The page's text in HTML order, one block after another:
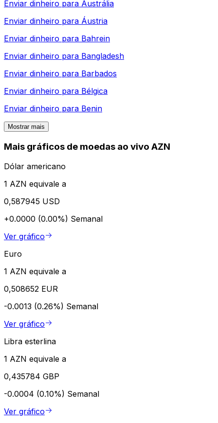
Enviar dinheiro para Austrália
Enviar dinheiro para Áustria
Enviar dinheiro para Bahrein
Enviar dinheiro para Bangladesh
Enviar dinheiro para Barbados
Enviar dinheiro para Bélgica
Enviar dinheiro para Benin
Mostrar mais
Mais gráficos de moedas ao vivo AZN
Dólar americano
1 AZN equivale a
0,587945 USD
+0.0000 (0.00%) Semanal
Ver gráfico
Euro
1 AZN equivale a
0,508652 EUR
-0.0013 (0.26%) Semanal
Ver gráfico
Libra esterlina
1 AZN equivale a
0,435784 GBP
-0.0004 (0.10%) Semanal
Ver gráfico